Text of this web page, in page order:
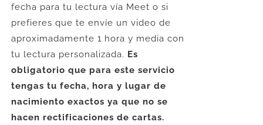
fecha para tu lectura vía Meet o si
prefieres que te envíe un video de
aproximadamente 1 hora y media con
tu lectura personalizada. Es
obligatorio que para este servicio
tengas tu fecha, hora y lugar de
nacimiento exactos ya que no se
hacen rectificaciones de cartas.